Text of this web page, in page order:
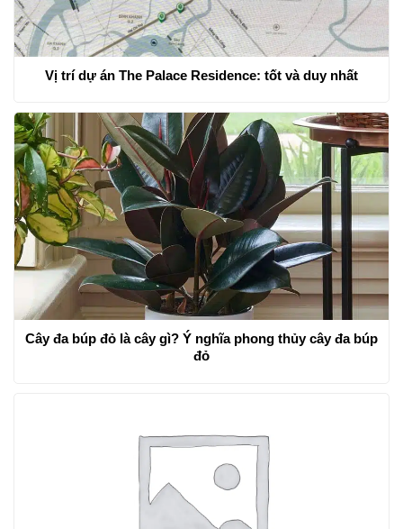
Vị trí dự án The Palace Residence: tốt và duy nhất
Cây đa búp đỏ là cây gì? Ý nghĩa phong thủy cây đa búp
đỏ